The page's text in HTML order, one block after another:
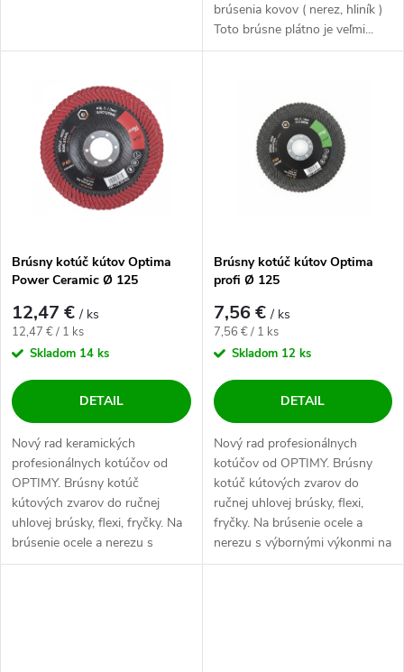
brúsenia kovov ( nerez, hliník )
Toto brúsne plátno je veľmi...
Brúsny kotúč kútov Optima
Power Ceramic Ø 125
12,47 €/ ks
Jednotková cena:
12,47 € / 1 ks
Skladom 14 ks
DETAIL
Nový rad keramických
profesionálnych kotúčov od
OPTIMY. Brúsny kotúč
kútových zvarov do ručnej
uhlovej brúsky, flexi, fryčky. Na
brúsenie ocele a nerezu s
extrémnymi výkonmi na...
Brúsny kotúč kútov Optima
profi Ø 125
7,56 €/ ks
Jednotková cena:
7,56 € / 1 ks
Skladom 12 ks
DETAIL
Nový rad profesionálnych
kotúčov od OPTIMY. Brúsny
kotúč kútových zvarov do
ručnej uhlovej brúsky, flexi,
fryčky. Na brúsenie ocele a
nerezu s výbornými výkonmi na
použitie v...